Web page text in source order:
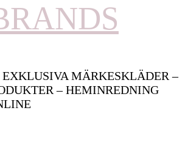
MÄRKESKLÄDER –
– HEMINREDNING